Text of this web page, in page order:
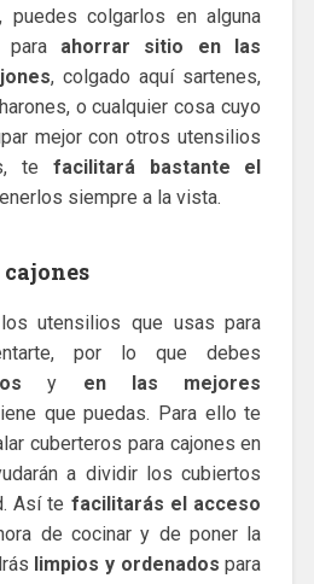
puedes colgarlos en alguna
para ahorrar sitio en las
, colgado aquí sartenes,
o cualquier cosa cuyo
mejor con otros utensilios
te facilitará bastante el
siempre a la vista.
utensilios que usas para
por lo que debes
y en las mejores
que puedas. Para ello te
cuberteros para cajones en
a dividir los cubiertos
Así te facilitarás el acceso
de cocinar y de poner la
limpios y ordenados para